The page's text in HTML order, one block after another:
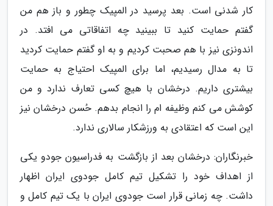
کار شدنی است. بعد پرسید در المپیک چطور و باز هم من
گفتم حمایت کنید تا ببینید چه اتفاقاتی می افتد. در
اندونزی نیز با هم صحبت کردیم و به او گفتم حمایت کردید
تا به مدال رسیدیم، اما برای المپیک احتیاج به حمایت
بیشتری داریم. درخشان با هیچ کسی تعارف ندارد و من
کوشش می کنم وظیفه ام را انجام بدهم. حُسن درخشان نیز
این است که اعتقادی به ورزشکار سالاری ندارد.
خبرنگاران: درخشان بعد از بازگشت به فدراسیون جودو یکی
از اهداف خود را تشکیل تیم کامل جودوی ایران اظهار
داشت. چه زمانی قرار است جودوی ایران با یک تیم کامل و